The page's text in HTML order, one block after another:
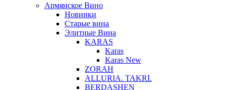
Армянское Вино
Новинки
Старые вина
Элитные Вина
KARAS
Karas
Karas New
ZORAH
ALLURIA. TAKRI.
BERDASHEN